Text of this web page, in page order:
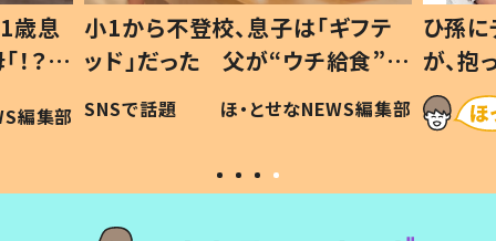
歳息
？」
編集部
小1から不登校、息子は「ギフテ
ッド」だった 父が“ウチ給食”を
作り続ける理由とは #令和の親
#令和の子
SNSで話題 ほ・とせなNEWS編集部
ひ孫
が、
「涙が
い」